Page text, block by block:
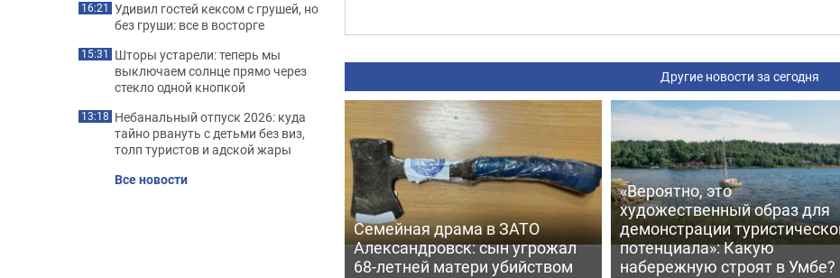
Другие новости за сегодня
Семейная драма в ЗАТО
Александровск: сын угрожал
68-летней матери убийством
«Вероятно, это
художественный образ для
демонстрации
потенциала»: Какую
набережную строят в Умбе?
16:21 Удивил гостей кексом с грушей, но
без груши: все в восторге
15:31 Шторы устарели: теперь мы
выключаем солнце прямо через
стекло одной кнопкой
13:18 Небанальный отпуск 2026: куда
тайно рвануть с детьми без виз,
толп туристов и адской жары
Все новости